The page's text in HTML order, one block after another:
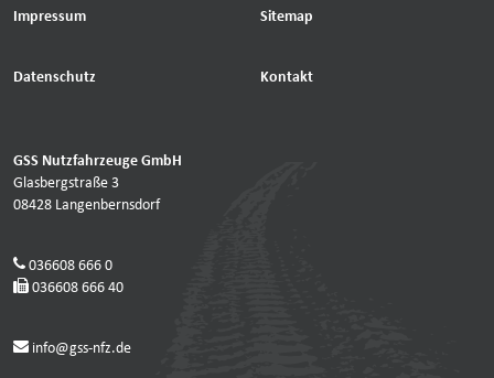
Impressum Sitemap
Datenschutz Kontakt
GSS Nutzfahrzeuge GmbH
Glasbergstraße 3
08428 Langenbernsdorf
036608 666 0
036608 666 40
info@gss-nfz.de